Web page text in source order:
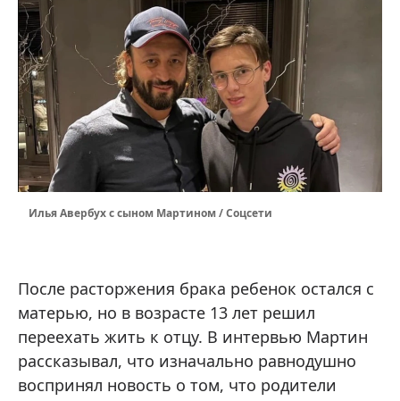
Илья Авербух с сыном Мартином / Соцсети
После расторжения брака ребенок остался с
матерью, но в возрасте 13 лет решил
переехать жить к отцу. В интервью Мартин
рассказывал, что изначально равнодушно
воспринял новость о том, что родители